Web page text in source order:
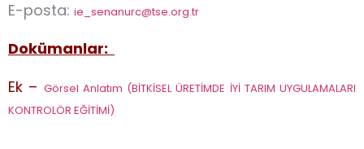
E-posta: ie_senanurc@tse.org.tr
Dokümanlar:
Ek – Görsel Anlatım (BİTKİSEL ÜRETİMDE İYİ TARIM UYGULAMALARI
KONTROLÖR EĞİTİMİ)